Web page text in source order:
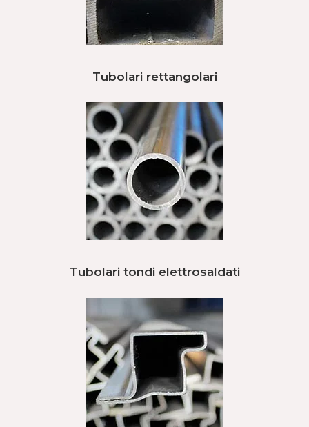
Tubolari rettangolari
Tubolari tondi elettrosaldati